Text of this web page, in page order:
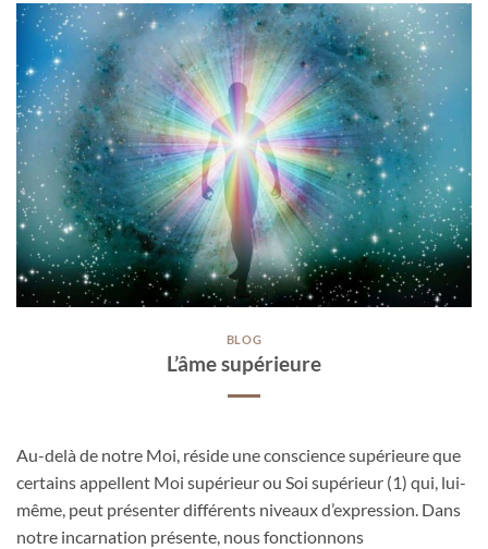
BLOG
L’âme supérieure
Au-delà de notre Moi, réside une conscience supérieure que
certains appellent Moi supérieur ou Soi supérieur (1) qui, lui-
même, peut présenter différents niveaux d’expression. Dans
notre incarnation présente, nous fonctionnons